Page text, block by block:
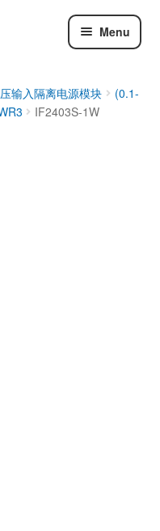
Menu
输入隔离电源模块
(0.1-
IF2403S-1W